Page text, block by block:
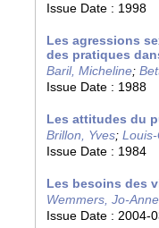
Issue Date : 1998
Les agressions
des pratiques
Baril, Micheline;
Issue Date : 1988
Les attitudes du
Brillon, Yves;
Issue Date : 1984
Les besoins des
Wemmers, Jo-Anne
Issue Date : 2004-